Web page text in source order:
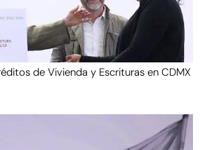
de Vivienda y Escrituras en CDMX